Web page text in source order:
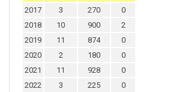
2017
3 270
0
2018
10 900
2
2019
11 874
0
2020
2 180
0
2021
11 928
0
2022
3 225
0